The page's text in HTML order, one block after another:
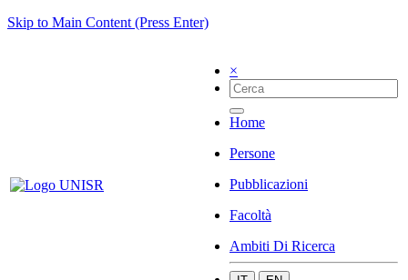
Skip to Main Content (Press Enter)
×
Home
Persone
Pubblicazioni
Facoltà
Ambiti Di Ricerca